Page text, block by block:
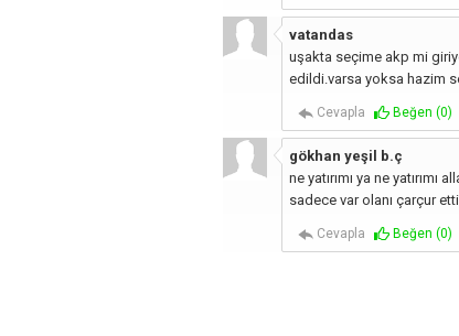
vatandas
uşakta seçime akp mi
edildi.varsa yoksa hazim
Cevapla Beğen (0)
gökhan yeşil b.ç
ne yatırımı ya ne yatırımı
sadece var olanı çarçur
Cevapla Beğen (0)